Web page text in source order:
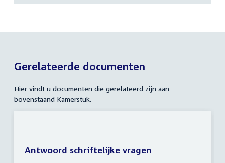
Gerelateerde documenten
Hier vindt u documenten die gerelateerd zijn aan
bovenstaand Kamerstuk.
Antwoord schriftelijke vragen